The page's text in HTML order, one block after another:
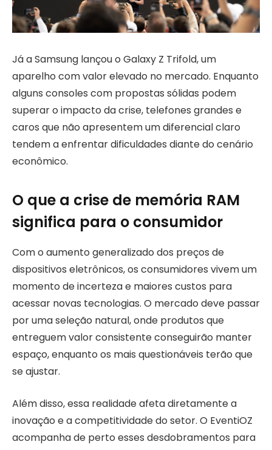
Já a Samsung lançou o Galaxy Z Trifold, um
aparelho com valor elevado no mercado. Enquanto
alguns consoles com propostas sólidas podem
superar o impacto da crise, telefones grandes e
caros que não apresentem um diferencial claro
tendem a enfrentar dificuldades diante do cenário
econômico.
O que a crise de memória RAM
significa para o consumidor
Com o aumento generalizado dos preços de
dispositivos eletrônicos, os consumidores vivem um
momento de incerteza e maiores custos para
acessar novas tecnologias. O mercado deve passar
por uma seleção natural, onde produtos que
entreguem valor consistente conseguirão manter
espaço, enquanto os mais questionáveis terão que
se ajustar.
Além disso, essa realidade afeta diretamente a
inovação e a competitividade do setor. O EventiOZ
acompanha de perto esses desdobramentos para